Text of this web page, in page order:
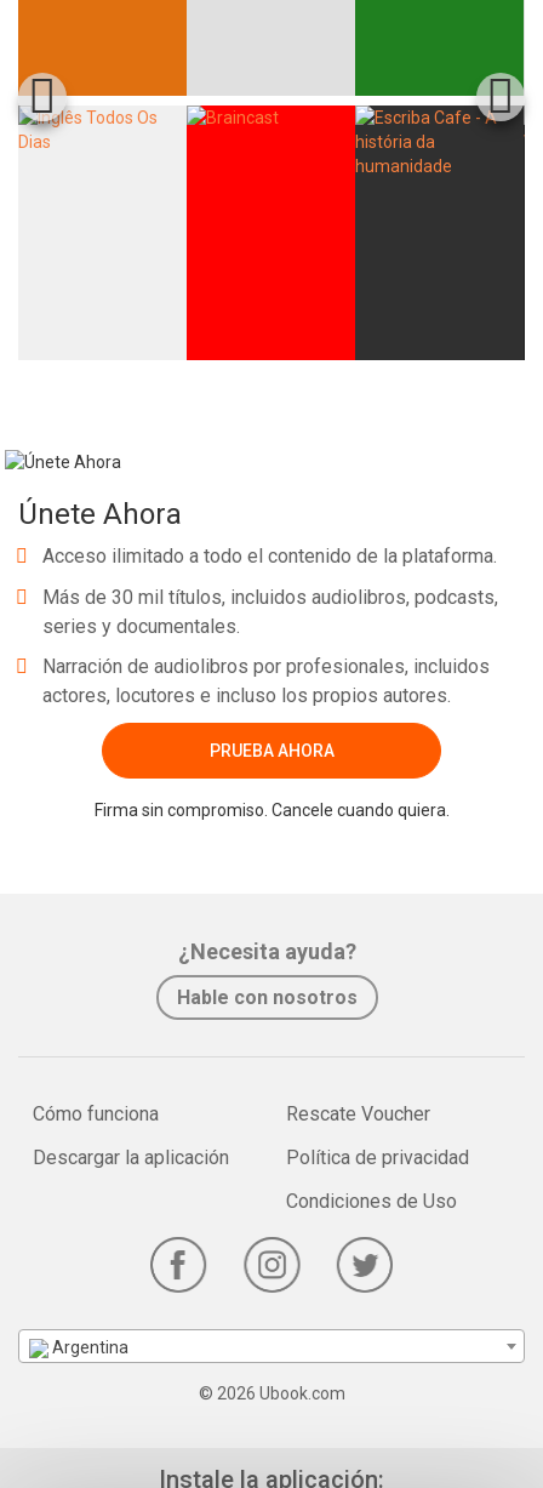
Únete Ahora
Acceso ilimitado a todo el contenido de la plataforma.
Más de 30 mil títulos, incluidos audiolibros, podcasts,
series y documentales.
Narración de audiolibros por profesionales, incluidos
actores, locutores e incluso los propios autores.
PRUEBA AHORA
Firma sin compromiso. Cancele cuando quiera.
¿Necesita ayuda?
Hable con nosotros
Cómo funciona
Descargar la aplicación
Rescate Voucher
Política de privacidad
Condiciones de Uso
Argentina
© 2026 Ubook.com
Instale la aplicación: